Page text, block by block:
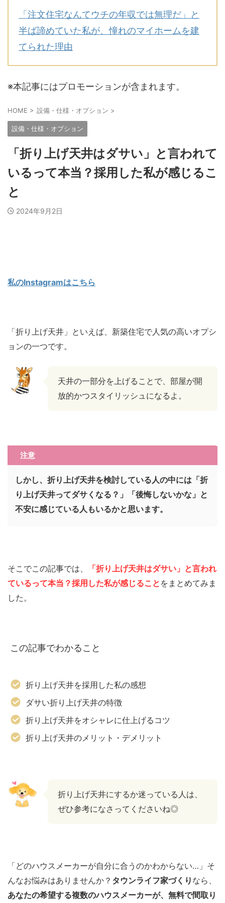
「注文住宅なんてウチの年収では無理だ」と
半ば諦めていた私が、憧れのマイホームを建
てられた理由
※本記事にはプロモーションが含まれます。
HOME > 設備・仕様・オプション >
設備・仕様・オプション
「折り上げ天井はダサい」と言われて
いるって本当？採用した私が感じるこ
と
2024年9月2日
私のInstagramはこちら
「折り上げ天井」といえば、新築住宅で人気の高いオプシ
ョンの一つです。
天井の一部分を上げることで、部屋が開
放的かつスタイリッシュになるよ。
注意
しかし、折り上げ天井を検討している人の中には「折
り上げ天井ってダサくなる？」「後悔しないかな」と
不安に感じている人もいるかと思います。
そこでこの記事では、
「折り上げ天井はダサい」と言われ
ているって本当？採用した私が感じること をまとめてみま
した。
この記事でわかること
折り上げ天井を採用した私の感想
ダサい折り上げ天井の特徴
折り上げ天井をオシャレに仕上げるコツ
折り上げ天井のメリット・デメリット
折り上げ天井にするか迷っている人は、
ぜひ参考になさってくださいね◎
「どのハウスメーカーが自分に合うのかわからない…」そ
んなお悩みはありませんか？ タウンライフ家づくり なら、
あなたの希望する複数のハウスメーカーが、無料で間取り